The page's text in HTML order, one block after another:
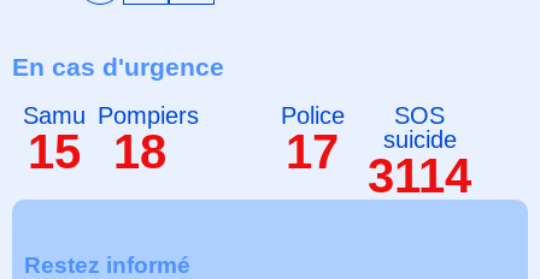
En cas d'urgence
Samu
15
Pompiers
18
Police
17
SOS
suicide
3114
Restez informé